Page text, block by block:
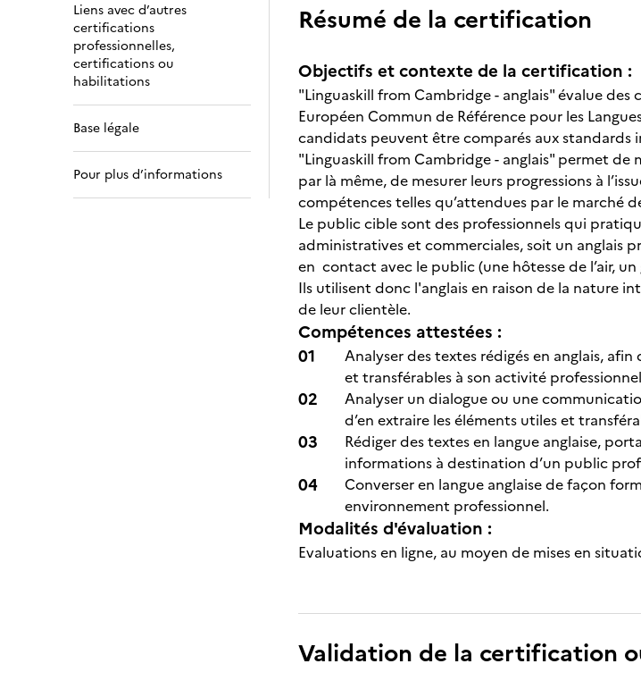
Liens avec d’autres
certifications
professionnelles,
certifications ou
habilitations
Base légale
Pour plus d’informations
Résumé de la certification
Objectifs et contexte de la certification :
"Linguaskill from Cambridge - anglais" évalue des
Européen Commun de Référence pour les
candidats peuvent être comparés aux standards
"Linguaskill from Cambridge - anglais" permet de
par là même, de mesurer leurs progressions à
compétences telles qu’attendues par le marché
Le public cible sont des professionnels qui
administratives et commerciales, soit un anglais
en contact avec le public (une hôtesse de l’air,
Ils utilisent donc l'anglais en raison de la nature
de leur clientèle.
Compétences attestées :
Analyser des textes rédigés en anglais,
et transférables à son activité
Analyser un dialogue ou une
d’en extraire les éléments utiles et
Rédiger des textes en langue anglaise,
informations à destination d’un public
Converser en langue anglaise de façon
environnement professionnel.
Modalités d'évaluation :
Evaluations en ligne, au moyen de mises en
Validation de la certification